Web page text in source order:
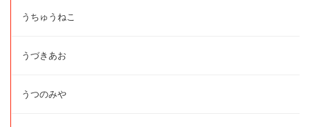
うちゅうねこ
うづきあお
うつのみや